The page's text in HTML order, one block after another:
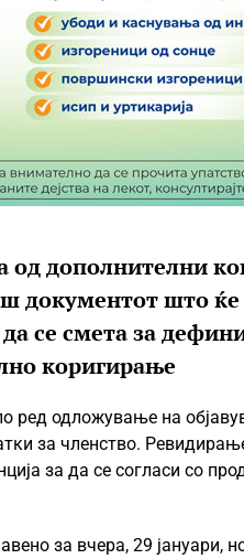
од дополнителни
документот што ќе
се смета за
коригирање
ред одложување на
за членство.
за да се согласи со
за вчера, 29 јануари,